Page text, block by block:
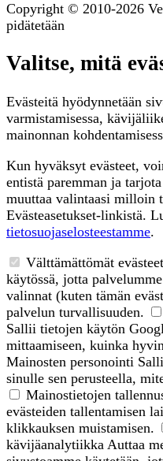
Copyright © 2010-2026
pidätetään
Valitse, mitä
Evästeitä hyödynnetään
varmistamisessa,
mainonnan
Kun hyväksyt evästeet,
entistä paremman ja
muuttaa valintaasi milloin
Evästeasetukset-linkistä.
tietosuojaselosteestamme.
Välttämättömät evästeet
käytössä, jotta
valinnat (kuten tämän
palvelun turvallisuuden.
Sallii tietojen käytön
mittaamiseen, kuinka
Mainosten personointi
sinulle sen perusteella,
Mainostietojen
evästeiden tallentamisen
klikkauksen muistamisen.
kävijäanalytiikka Auttaa